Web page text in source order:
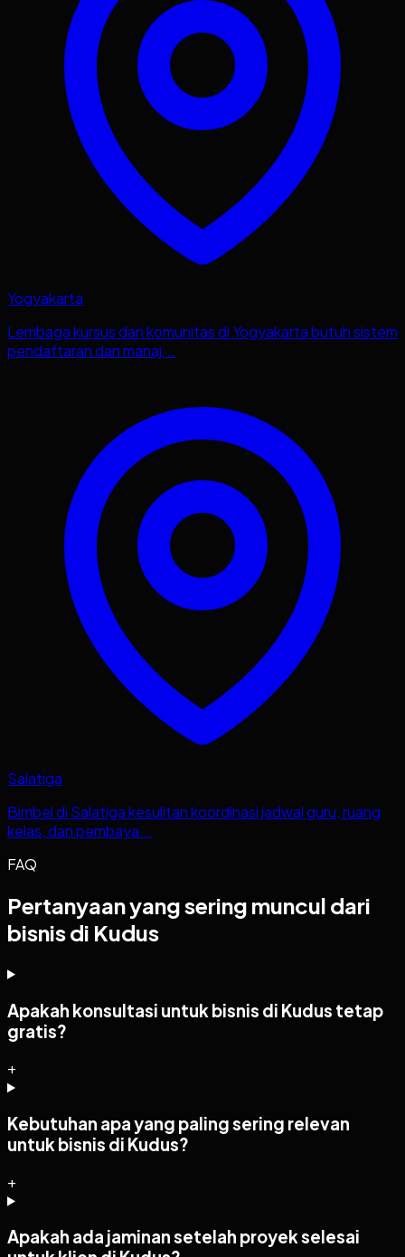
Yogyakarta
Lembaga kursus dan komunitas di Yogyakarta butuh sistem
pendaftaran dan manaj...
Salatiga
Bimbel di Salatiga kesulitan koordinasi jadwal guru, ruang
kelas, dan pembaya...
FAQ
Pertanyaan yang sering muncul dari
bisnis di Kudus
Apakah konsultasi untuk bisnis di Kudus tetap
gratis?
+
Kebutuhan apa yang paling sering relevan
untuk bisnis di Kudus?
+
Apakah ada jaminan setelah proyek selesai